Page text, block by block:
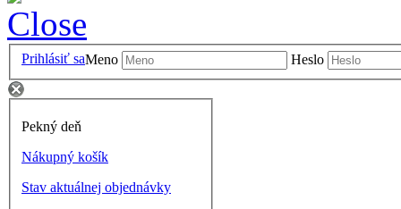
Meno Heslo
Prihlásiť sa
Pekný deň
Nákupný košík
Stav aktuálnej objednávky